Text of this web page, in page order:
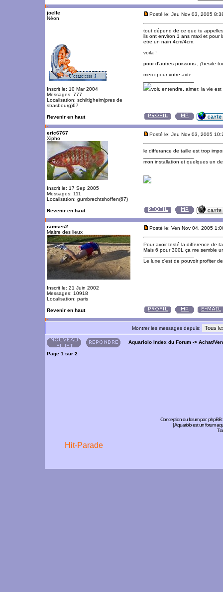
joelle
Néon
Inscrit le: 10 Mar 2004
Messages: 777
Localisation: schiltigheim(pres de
strasbourg)67
Posté le: Jeu Nov 03, 2005
tout dépend de ce que tu
ils ont environ 1 ans maxi et pour
etre un nain 4cm/4cm.
voila !
pour d'autres poissons , j'hesite
merci pour votre aide
voir, entendre, aimer: la vie
Revenir en haut
eric6767
Xipho
Inscrit le: 17 Sep 2005
Messages: 111
Localisation: gumbrechtshoffen(67)
Posté le: Jeu Nov 03, 2005
le differance de taille est trop
mon installation et quelques un
Revenir en haut
ramses2
Maitre des lieux
Inscrit le: 21 Juin 2002
Messages: 10918
Localisation: paris
Posté le: Ven Nov 04, 2005
Pour avoir testé la difference de
Mais 6 pour 300L ça me semble
Le luxe c'est de pouvoir profiter
Revenir en haut
Montrer les messages depuis:
Aquariolo Index du Forum -> Achat/
Page 1 sur 2
Conception du forum par:phpBB
| Aquariolo est un forum